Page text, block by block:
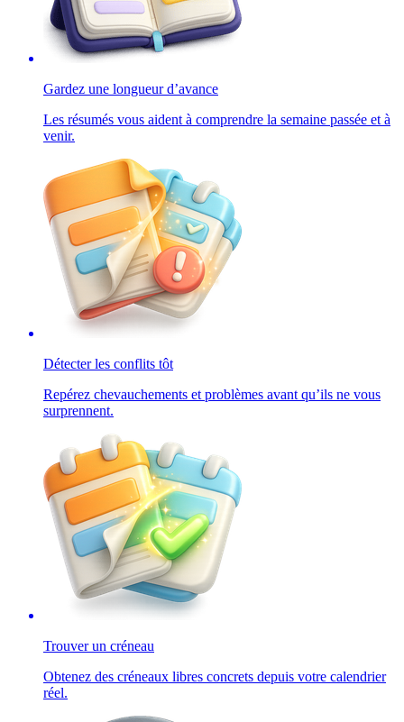
Gardez une longueur d’avance
Les résumés vous aident à comprendre la semaine passée et à
venir.
Détecter les conflits tôt
Repérez chevauchements et problèmes avant qu’ils ne vous
surprennent.
Trouver un créneau
Obtenez des créneaux libres concrets depuis votre calendrier
réel.